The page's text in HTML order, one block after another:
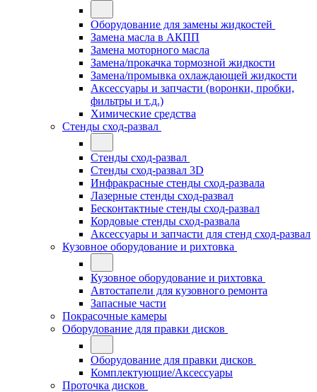
Оборудование для замены жидкостей
Замена масла в АКПП
Замена моторного масла
Замена/прокачка тормозной жидкости
Замена/промывка охлаждающей жидкости
Аксессуары и запчасти (воронки, пробки,
фильтры и т.д.)
Химические средства
Стенды сход-развал
Стенды сход-развал
Стенды сход-развал 3D
Инфракрасные стенды сход-развала
Лазерные стенды сход-развал
Бесконтактные стенды сход-развал
Кордовые стенды сход-развала
Аксессуары и запчасти для стенд сход-развал
Кузовное оборудование и рихтовка
Кузовное оборудование и рихтовка
Автостапели для кузовного ремонта
Запасные части
Покрасочные камеры
Оборудование для правки дисков
Оборудование для правки дисков
Комплектующие/Аксессуары
Проточка дисков